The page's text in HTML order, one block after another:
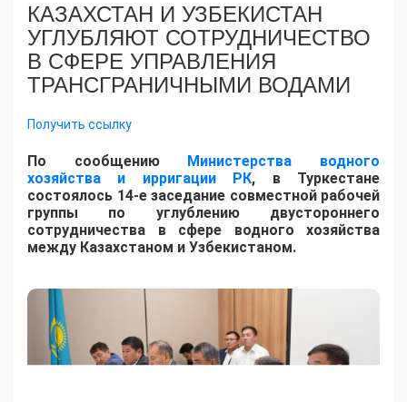
КАЗАХСТАН И УЗБЕКИСТАН
УГЛУБЛЯЮТ СОТРУДНИЧЕСТВО
В СФЕРЕ УПРАВЛЕНИЯ
ТРАНСГРАНИЧНЫМИ ВОДАМИ
Получить ссылку
По сообщению Министерства водного
хозяйства и ирригации РК, в Туркестане
состоялось 14-е заседание совместной рабочей
группы по углублению двустороннего
сотрудничества в сфере водного хозяйства
между Казахстаном и Узбекистаном.